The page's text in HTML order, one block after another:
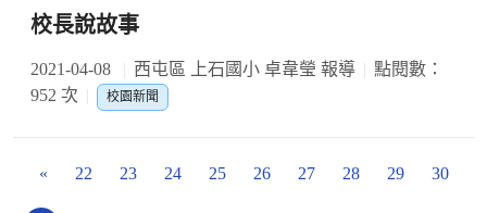
校長說故事
2021-04-08 西屯區 上石國小 卓韋瑩 報導
點閱數：
952 次
校園新聞
« 22 23 24 25 26 27 28 29 30